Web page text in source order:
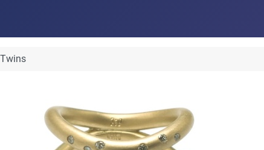
Twins